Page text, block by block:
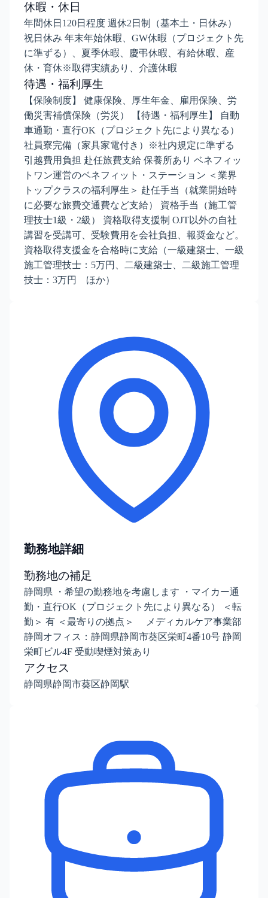
休暇・休日
年間休日120日程度 週休2日制（基本土・日休み）
祝日休み 年末年始休暇、GW休暇（プロジェクト先
に準ずる）、夏季休暇、慶弔休暇、有給休暇、産
休・育休※取得実績あり、介護休暇
待遇・福利厚生
【保険制度】 健康保険、厚生年金、雇用保険、労
働災害補償保険（労災） 【待遇・福利厚生】 自動
車通勤・直行OK（プロジェクト先により異なる）
社員寮完備（家具家電付き）※社内規定に準ずる
引越費用負担 赴任旅費支給 保養所あり ベネフィッ
トワン運営のベネフィット・ステーション ＜業界
トップクラスの福利厚生＞ 赴任手当（就業開始時
に必要な旅費交通費など支給） 資格手当（施工管
理技士1級・2級） 資格取得支援制 OJT以外の自社
講習を受講可、受験費用を会社負担、報奨金など。
資格取得支援金を合格時に支給（一級建築士、一級
施工管理技士：5万円、二級建築士、二級施工管理
技士：3万円 ほか）
勤務地詳細
勤務地の補足
静岡県 ・希望の勤務地を考慮します ・マイカー通
勤・直行OK（プロジェクト先により異なる） ＜転
勤＞ 有 ＜最寄りの拠点＞ メディカルケア事業部
静岡オフィス：静岡県静岡市葵区栄町4番10号 静岡
栄町ビル4F 受動喫煙対策あり
アクセス
静岡県静岡市葵区静岡駅